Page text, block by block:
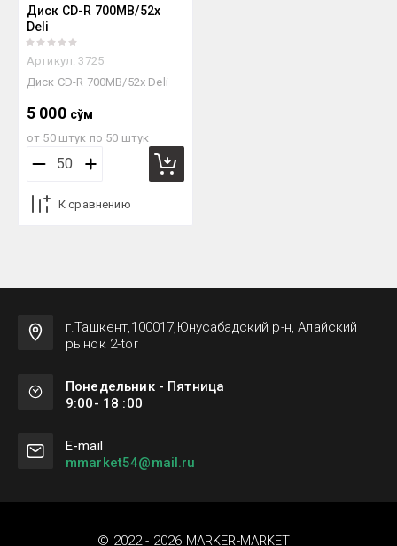
Диск CD-R 700MB/52х
Deli
Артикул: 3725
Диск CD-R 700MB/52х Deli
5 000 сўм
от 50 штук по 50 штук
К сравнению
г.Ташкент,100017,Юнусабадский р-н, Алайский
рынок 2-tor
Понедельник - Пятница
9:00- 18 :00
Е-mail
mmarket54@mail.ru
© 2022 - 2026 MARKER-MARKET